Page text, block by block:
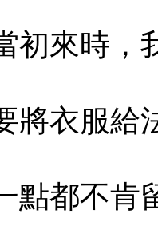
來時，
衣服給
都不肯